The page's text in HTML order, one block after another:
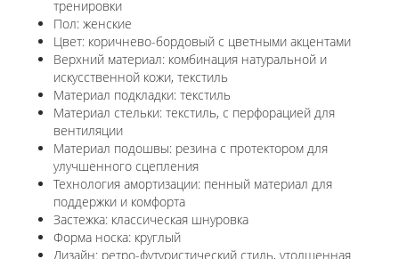
тренировки
Пол: женские
Цвет: коричнево-бордовый с цветными акцентами
Верхний материал: комбинация натуральной и
искусственной кожи, текстиль
Материал подкладки: текстиль
Материал стельки: текстиль, с перфорацией для
вентиляции
Материал подошвы: резина с протектором для
улучшенного сцепления
Технология амортизации: пенный материал для
поддержки и комфорта
Застежка: классическая шнуровка
Форма носка: круглый
Дизайн: ретро-футуристический стиль, утолщенная